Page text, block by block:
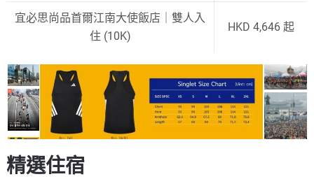
宜必思尚品首爾江南大使飯店｜雙人入
住 (10K)
HKD 4,646 起
精選住宿